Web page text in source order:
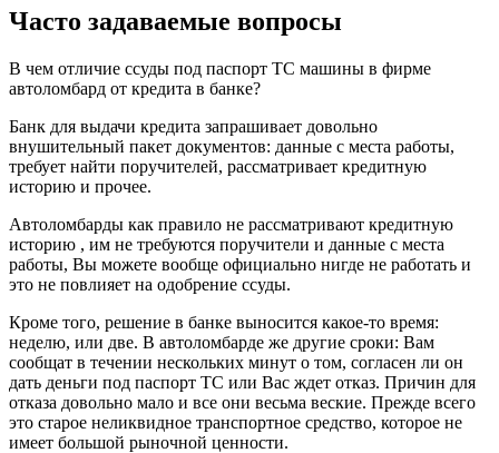
Часто задаваемые вопросы
В чем отличие ссуды под паспорт ТС машины в фирме
автоломбард от кредита в банке?
Банк для выдачи кредита запрашивает довольно
внушительный пакет документов: данные с места работы,
требует найти поручителей, рассматривает кредитную
историю и прочее.
Автоломбарды как правило не рассматривают кредитную
историю , им не требуются поручители и данные с места
работы, Вы можете вообще официально нигде не работать и
это не повлияет на одобрение ссуды.
Кроме того, решение в банке выносится какое-то время:
неделю, или две. В автоломбарде же другие сроки: Вам
сообщат в течении нескольких минут о том, согласен ли он
дать деньги под паспорт ТС или Вас ждет отказ. Причин для
отказа довольно мало и все они весьма веские. Прежде всего
это старое неликвидное транспортное средство, которое не
имеет большой рыночной ценности.